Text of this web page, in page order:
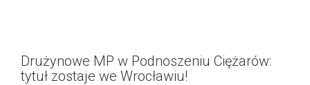
Drużynowe MP w Podnoszeniu Ciężarów:
tytuł zostaje we Wrocławiu!